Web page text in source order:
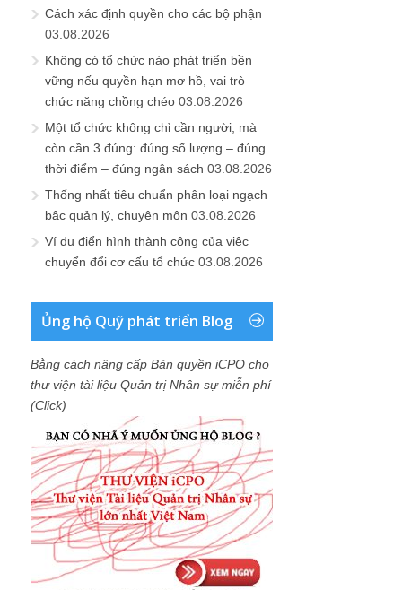
Cách xác định quyền cho các bộ phận
03.08.2026
Không có tổ chức nào phát triển bền
vững nếu quyền hạn mơ hồ, vai trò
chức năng chồng chéo 03.08.2026
Một tổ chức không chỉ cần người, mà
còn cần 3 đúng: đúng số lượng – đúng
thời điểm – đúng ngân sách 03.08.2026
Thống nhất tiêu chuẩn phân loại ngạch
bậc quản lý, chuyên môn 03.08.2026
Ví dụ điển hình thành công của việc
chuyển đổi cơ cấu tổ chức 03.08.2026
Ủng hộ Quỹ phát triển Blog
Bằng cách nâng cấp Bản quyền iCPO cho
thư viện tài liệu Quản trị Nhân sự miễn phí
(Click)